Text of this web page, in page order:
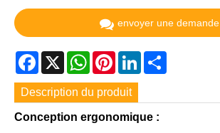
envoyer une demande
Facebook
X WhatsApp
PinterestLinkedIn
Description du produit
Conception ergonomique :